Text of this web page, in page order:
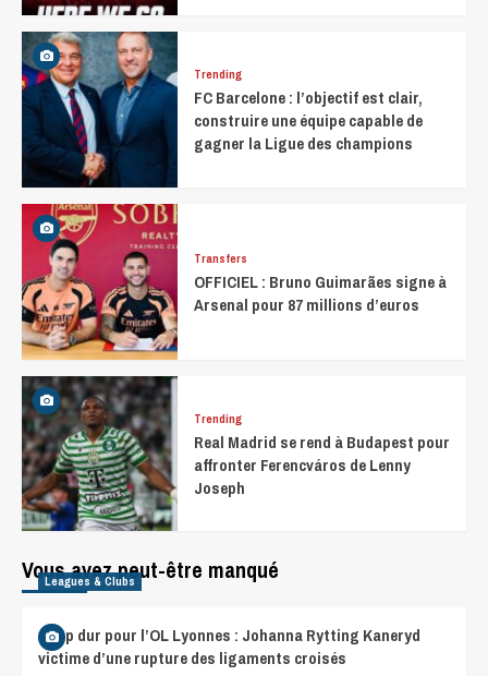
Trending
FC Barcelone : l’objectif est clair,
construire une équipe capable de
gagner la Ligue des champions
Transfers
OFFICIEL : Bruno Guimarães signe à
Arsenal pour 87 millions d’euros
Trending
Real Madrid se rend à Budapest pour
affronter Ferencváros de Lenny
Joseph
Vous avez peut-être manqué
Leagues & Clubs
Coup dur pour l’OL Lyonnes : Johanna Rytting Kaneryd
victime d’une rupture des ligaments croisés